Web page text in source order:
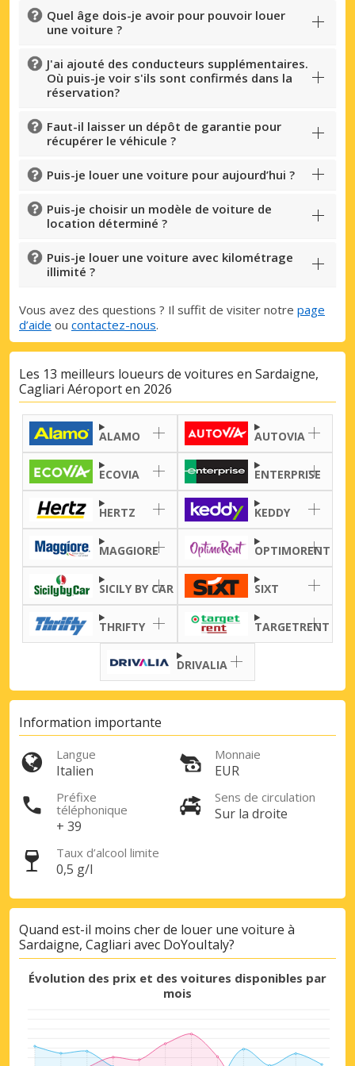
Promotions spéciales
Accédez à toutes vos réservations en un
seul endroit
Se connecter avec eLink
Quel âge dois-je avoir pour pouvoir louer
une voiture ?
J'ai ajouté des conducteurs supplémentaires.
Où puis-je voir s'ils sont confirmés dans la
réservation?
Faut-il laisser un dépôt de garantie pour
récupérer le véhicule ?
Puis-je louer une voiture pour aujourd’hui ?
Puis-je choisir un modèle de voiture de
location déterminé ?
Puis-je louer une voiture avec kilométrage
illimité ?
Vous avez des questions ? Il suffit de visiter notre page
d’aide ou contactez-nous.
Les 13 meilleurs loueurs de voitures en Sardaigne,
Cagliari Aéroport en 2026
ALAMO AUTOVIA
ECOVIA ENTERPRISE
HERTZ KEDDY
MAGGIORE OPTIMORENT
SICILY BY CAR SIXT
THRIFTY TARGETRENT
DRIVALIA
Information importante
Langue
Italien
Monnaie
EUR
Préfixe
téléphonique
+ 39
Sens de circulation
Sur la droite
Taux d’alcool limite
0,5 g/l
Quand est-il moins cher de louer une voiture à
Sardaigne, Cagliari avec DoYouItaly?
Évolution des prix et des voitures disponibles par
mois